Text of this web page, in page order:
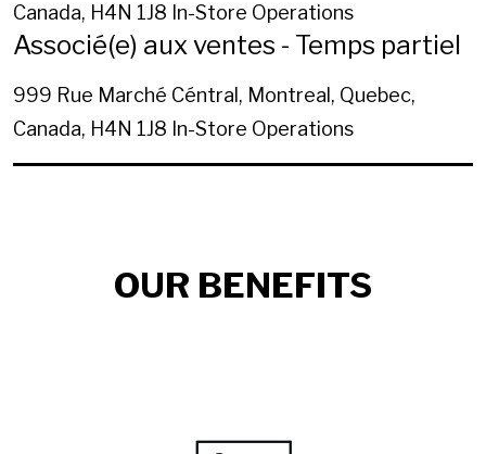
Canada, H4N 1J8 In-Store Operations
Associé(e) aux ventes - Temps partiel
999 Rue Marché Céntral, Montreal, Quebec,
Canada, H4N 1J8 In-Store Operations
OUR BENEFITS